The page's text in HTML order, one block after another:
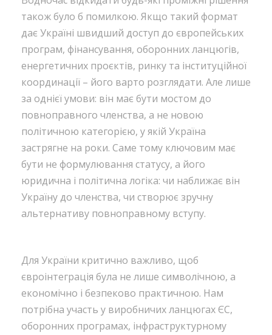
також було б помилкою. Якщо такий формат
дає Україні швидший доступ до європейських
програм, фінансування, оборонних ланцюгів,
енергетичних проєктів, ринку та інституційної
координації – його варто розглядати. Але лише
за однієї умови: він має бути мостом до
повноправного членства, а не новою
політичною категорією, у якій Україна
застрягне на роки. Саме тому ключовим має
бути не формулювання статусу, а його
юридична і політична логіка: чи наближає він
Україну до членства, чи створює зручну
альтернативу повноправному вступу.
Для України критично важливо, щоб
євроінтеграція була не лише символічною, а
економічно і безпеково практичною. Нам
потрібна участь у виробничих ланцюгах ЄС,
оборонних програмах, інфраструктурному